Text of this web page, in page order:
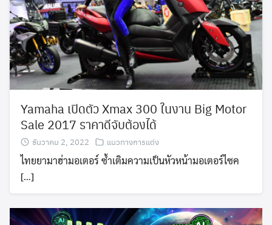
Yamaha เปิดตัว Xmax 300 ในงาน Big Motor
Sale 2017 ราคาดีจับต้องได้
ธันวาคม 2, 2022 แนวทางการแต่ง
ไทยยามาฮ่ามอเตอร์ ซ้ำเติมความเป็นหัวหน้ามอเตอร์ไซค
[…]